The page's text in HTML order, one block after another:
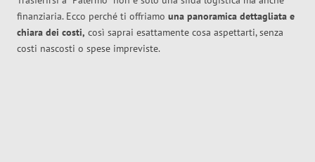
finanziaria. Ecco perché ti offriamo una panoramica dettagliata e
chiara dei costi, così saprai esattamente cosa aspettarti, senza
costi nascosti o spese impreviste.